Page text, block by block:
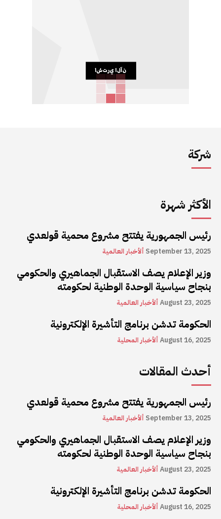
شركة
الأكثر شهرة
رئيس الجمهورية يفتتح مشروع محمية قولعدي
ألأخبار العالمية September 13, 2025
وزير الإعلام يصف الاستقبال الجماهيري والحكومي
بنجاح سياسية الوحدة الوطنية لحكومته
ألأخبار العالميةAugust 23, 2025
الحكومة تدشن برنامج التأشيرة الإلكترونية
ألأخبار المحليةAugust 16, 2025
أحدث المقالات
رئيس الجمهورية يفتتح مشروع محمية قولعدي
ألأخبار العالمية September 13, 2025
وزير الإعلام يصف الاستقبال الجماهيري والحكومي
بنجاح سياسية الوحدة الوطنية لحكومته
ألأخبار العالميةAugust 23, 2025
الحكومة تدشن برنامج التأشيرة الإلكترونية
ألأخبار المحليةAugust 16, 2025